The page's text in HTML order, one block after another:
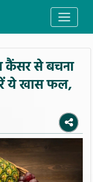
कैंसर से बचना
ये खास फल,